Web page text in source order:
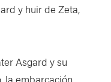
y huir de Zeta,
Asgard y su
la embarcación